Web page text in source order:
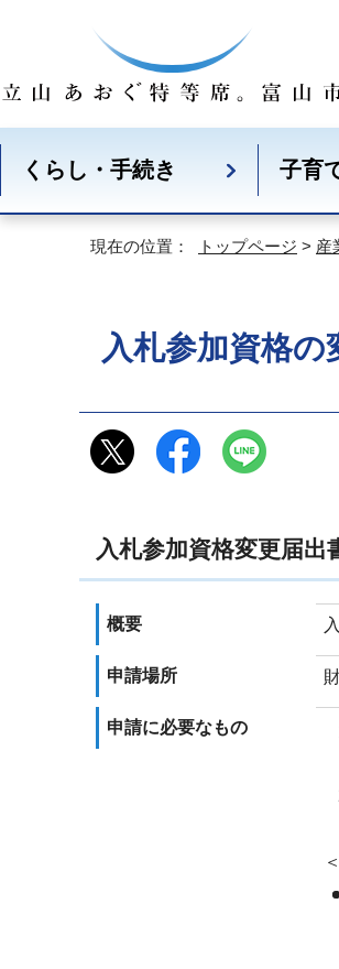
くらし・手続き 子育
現在の位置： トップページ > 産
入札参加資格
入札参加資格変更届出
概要
申請場所
申請に必要なもの